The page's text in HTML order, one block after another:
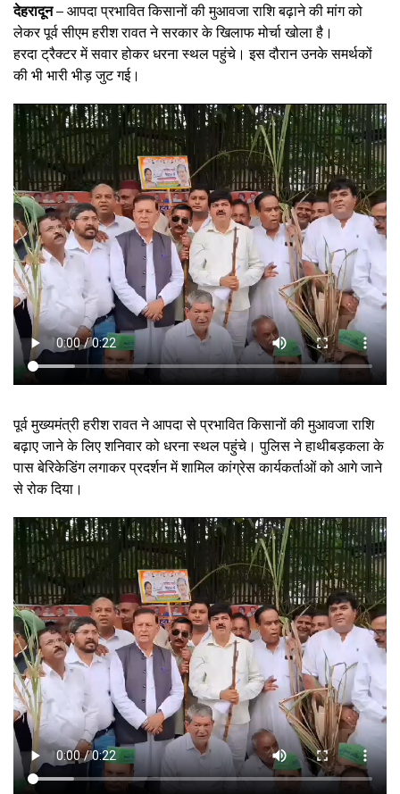
देहरादून –आपदा प्रभावित किसानों की मुआवजा राशि बढ़ाने की मांग को
लेकर पूर्व सीएम हरीश रावत ने सरकार के खिलाफ मोर्चा खोला है।
हरदा ट्रैक्टर में सवार होकर धरना स्थल पहुंचे। इस दौरान उनके समर्थकों
की भी भारी भीड़ जुट गई।
पूर्व मुख्यमंत्री हरीश रावत ने आपदा से प्रभावित किसानों की मुआवजा राशि
बढ़ाए जाने के लिए शनिवार को धरना स्थल पहुंचे। पुलिस ने हाथीबड़कला के
पास बेरिकेडिंग लगाकर प्रदर्शन में शामिल कांग्रेस कार्यकर्ताओं को आगे जाने
से रोक दिया।